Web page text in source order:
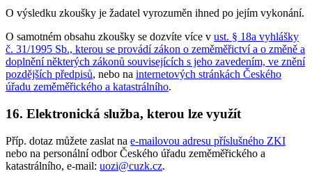
O výsledku zkoušky je žadatel vyrozuměn ihned po jejím vykonání.
O samotném obsahu zkoušky se dozvíte více v ust. § 18a vyhlášky
č. 31/1995 Sb., kterou se provádí zákon o zeměměřictví a o změně a
doplnění některých zákonů souvisejících s jeho zavedením, ve znění
pozdějších předpisů, nebo na internetových stránkách Českého
úřadu zeměměřického a katastrálního.
16. Elektronická služba, kterou lze využít
Příp. dotaz můžete zaslat na e-mailovou adresu příslušného ZKI
nebo na personální odbor Českého úřadu zeměměřického a
katastrálního, e-mail: uozi@cuzk.cz.